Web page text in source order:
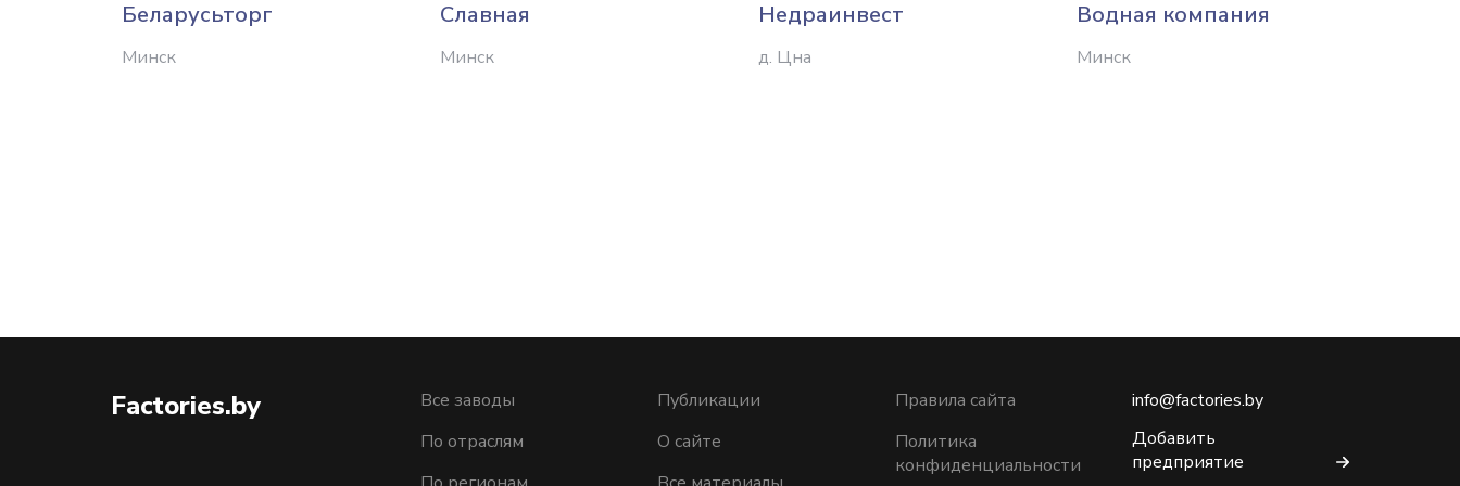
Беларусьторг
Минск
Славная
Минск
Недраинвест
д. Цна
Водная компания
Минск
Factories.by
Все заводы
По отраслям
Публикации
О сайте
Правила сайта
Политика
конфиденциальности
info@factories.by
Добавить
предприятие